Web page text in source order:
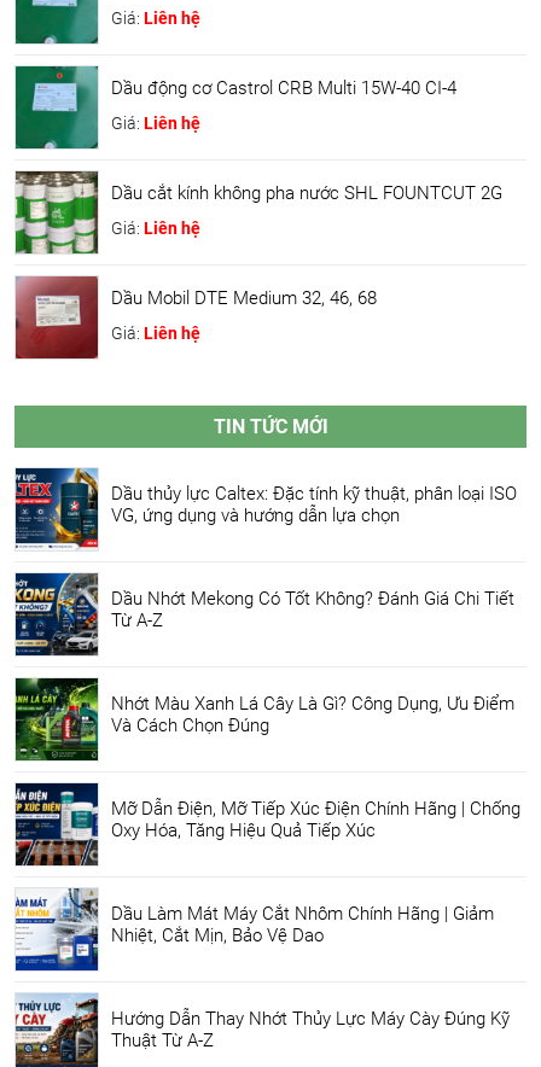
Giá: Liên hệ
Dầu động cơ Castrol CRB Multi 15W-40 CI-4
Giá: Liên hệ
Dầu cắt kính không pha nước SHL FOUNTCUT 2G
Giá: Liên hệ
Dầu Mobil DTE Medium 32, 46, 68
Giá: Liên hệ
TIN TỨC MỚI
Dầu thủy lực Caltex: Đặc tính kỹ thuật, phân loại ISO
VG, ứng dụng và hướng dẫn lựa chọn
Dầu Nhớt Mekong Có Tốt Không? Đánh Giá Chi Tiết
Từ A-Z
Nhớt Màu Xanh Lá Cây Là Gì? Công Dụng, Ưu Điểm
Và Cách Chọn Đúng
Mỡ Dẫn Điện, Mỡ Tiếp Xúc Điện Chính Hãng | Chống
Oxy Hóa, Tăng Hiệu Quả Tiếp Xúc
Dầu Làm Mát Máy Cắt Nhôm Chính Hãng | Giảm
Nhiệt, Cắt Mịn, Bảo Vệ Dao
Hướng Dẫn Thay Nhớt Thủy Lực Máy Cày Đúng Kỹ
Thuật Từ A-Z